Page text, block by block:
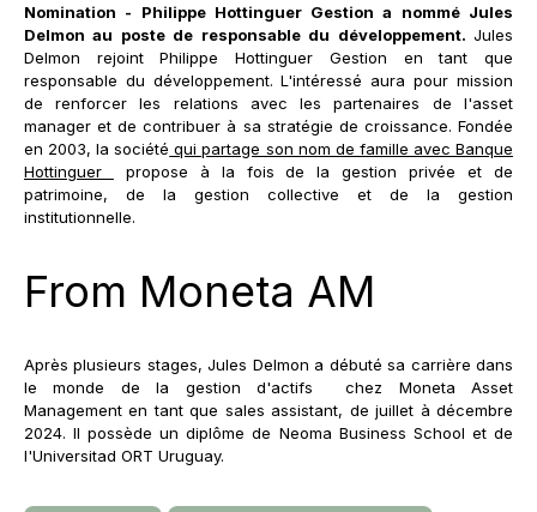
Nomination - Philippe Hottinguer Gestion a nommé Jules
Delmon au poste de responsable du développement. Jules
Delmon rejoint Philippe Hottinguer Gestion en tant que
responsable du développement. L'intéressé aura pour mission
de renforcer les relations avec les partenaires de l'asset
manager et de contribuer à sa stratégie de croissance. Fondée
en 2003, la société qui partage son nom de famille avec Banque
Hottinguer
propose à la fois de la gestion privée et de
patrimoine, de la gestion collective et de la gestion
institutionnelle.
From Moneta AM
Après plusieurs stages, Jules Delmon a débuté sa carrière dans
le monde de la gestion d'actifs chez Moneta Asset
Management en tant que sales assistant, de juillet à décembre
2024. Il possède un diplôme de Neoma Business School et de
l'Universitad ORT Uruguay.